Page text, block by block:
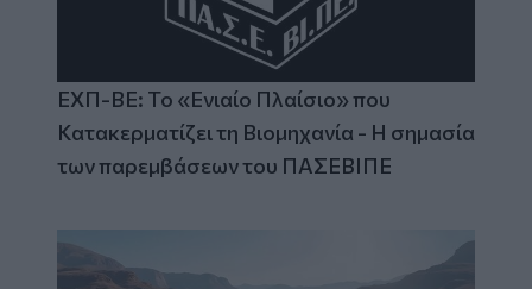
ΕΧΠ-ΒΕ: Το «Ενιαίο Πλαίσιο» που
Κατακερματίζει τη Βιομηχανία - Η σημασία
των παρεμβάσεων του ΠΑΣΕΒΙΠΕ